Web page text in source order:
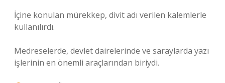
İçine konulan mürekkep, divit adı verilen kalemlerle
kullanılırdı.
Medreselerde, devlet dairelerinde ve saraylarda yazı
işlerinin en önemli araçlarından biriydi.